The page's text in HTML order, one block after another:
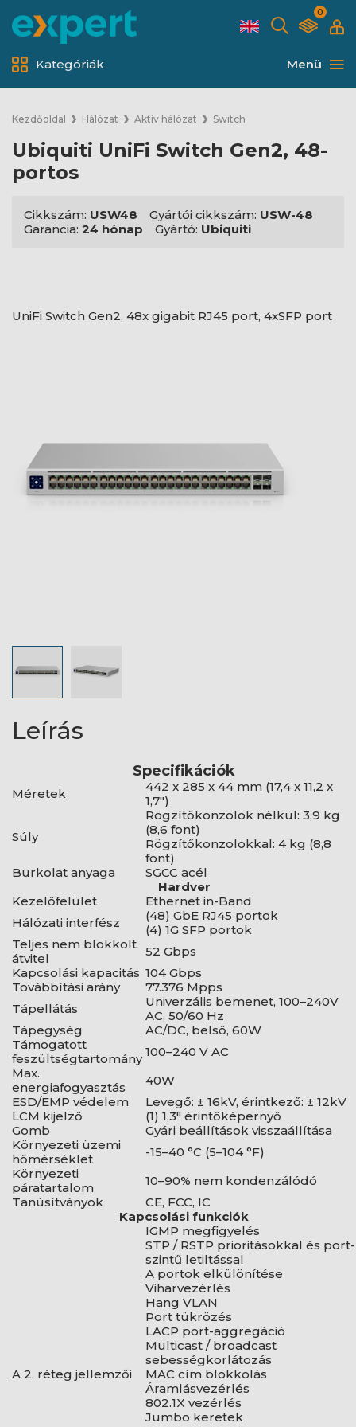
0
Menü
Kategóriák
Kezdőoldal Hálózat Aktív hálózat Switch
Ubiquiti UniFi Switch Gen2, 48-
portos
Cikkszám: USW48 Gyártói cikkszám: USW-48
Garancia: 24 hónap Gyártó: Ubiquiti
UniFi Switch Gen2, 48x gigabit RJ45 port, 4xSFP port
Leírás
Specifikációk
Méretek
442 x 285 x 44 mm (17,4 x 11,2 x
1,7")
Súly
Rögzítőkonzolok nélkül: 3,9 kg
(8,6 font)
Rögzítőkonzolokkal: 4 kg (8,8
font)
Burkolat anyaga
SGCC acél
Hardver
Kezelőfelület
Ethernet in-Band
Hálózati interfész
(48) GbE RJ45 portok
(4) 1G SFP portok
Teljes nem blokkolt
átvitel
52 Gbps
Kapcsolási kapacitás 104 Gbps
Továbbítási arány
77.376 Mpps
Tápellátás
Univerzális bemenet, 100–240V
AC, 50/60 Hz
Tápegység
AC/DC, belső, 60W
Támogatott
feszültségtartomány100–240 V AC
Max.
energiafogyasztás
40W
ESD/EMP védelem
Levegő: ± 16kV, érintkező: ± 12kV
LCM kijelző
(1) 1,3" érintőképernyő
Gomb
Gyári beállítások visszaállítása
Környezeti üzemi
hőmérséklet
-15–40 °C (5–104 °F)
Környezeti
páratartalom
10–90% nem kondenzálódó
Tanúsítványok
CE, FCC, IC
Kapcsolási funkciók
A 2. réteg jellemzői
IGMP megfigyelés
STP / RSTP prioritásokkal és port-
szintű letiltással
A portok elkülönítése
Viharvezérlés
Hang VLAN
Port tükrözés
LACP port-aggregáció
Multicast / broadcast
sebességkorlátozás
MAC cím blokkolás
Áramlásvezérlés
802.1X vezérlés
Jumbo keretek